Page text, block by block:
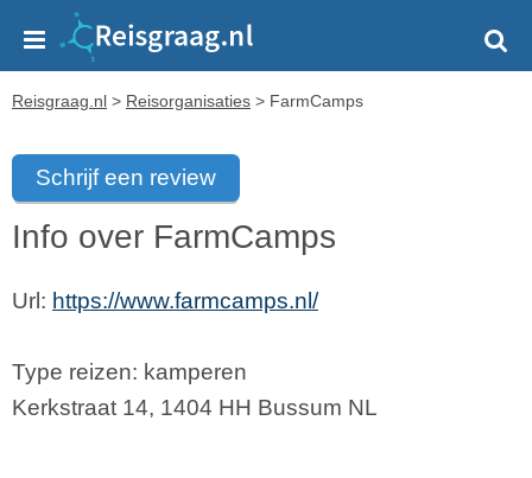
Reisgraag.nl > Reisorganisaties > FarmCamps
Schrijf een review
Info over FarmCamps
Url: https://www.farmcamps.nl/
Type reizen: kamperen
Kerkstraat 14, 1404 HH Bussum NL